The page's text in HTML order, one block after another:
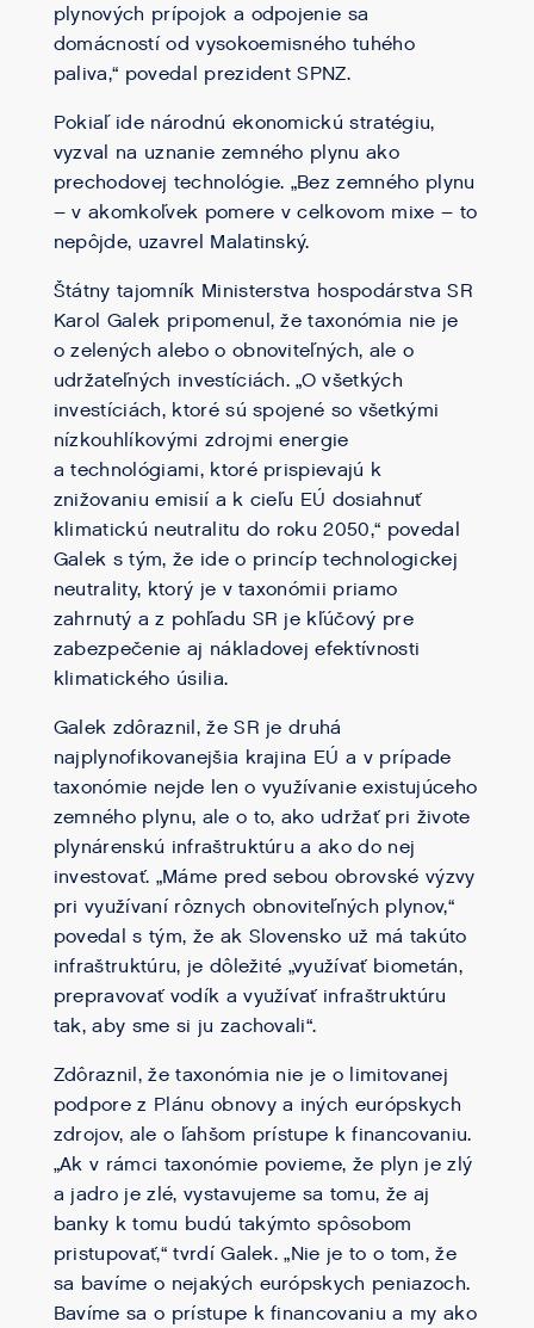
plynových prípojok a odpojenie sa
domácností od vysokoemisného tuhého
paliva,“ povedal prezident SPNZ.
Pokiaľ ide národnú ekonomickú stratégiu,
vyzval na uznanie zemného plynu ako
prechodovej technológie. „Bez zemného plynu
– v akomkoľvek pomere v celkovom mixe – to
nepôjde, uzavrel Malatinský.
Štátny tajomník Ministerstva hospodárstva SR
Karol Galek pripomenul, že taxonómia nie je
o zelených alebo o obnoviteľných, ale o
udržateľných investíciách. „O všetkých
investíciách, ktoré sú spojené so všetkými
nízkouhlíkovými zdrojmi energie
a technológiami, ktoré prispievajú k
znižovaniu emisií a k cieľu EÚ dosiahnuť
klimatickú neutralitu do roku 2050,“ povedal
Galek s tým, že ide o princíp technologickej
neutrality, ktorý je v taxonómii priamo
zahrnutý a z pohľadu SR je kľúčový pre
zabezpečenie aj nákladovej efektívnosti
klimatického úsilia.
Galek zdôraznil, že SR je druhá
najplynofikovanejšia krajina EÚ a v prípade
taxonómie nejde len o využívanie existujúceho
zemného plynu, ale o to, ako udržať pri živote
plynárenskú infraštruktúru a ako do nej
investovať. „Máme pred sebou obrovské výzvy
pri využívaní rôznych obnoviteľných plynov,“
povedal s tým, že ak Slovensko už má takúto
infraštruktúru, je dôležité „využívať biometán,
prepravovať vodík a využívať infraštruktúru
tak, aby sme si ju zachovali“.
Zdôraznil, že taxonómia nie je o limitovanej
podpore z Plánu obnovy a iných európskych
zdrojov, ale o ľahšom prístupe k financovaniu.
„Ak v rámci taxonómie povieme, že plyn je zlý
a jadro je zlé, vystavujeme sa tomu, že aj
banky k tomu budú takýmto spôsobom
pristupovať,“ tvrdí Galek. „Nie je to o tom, že
sa bavíme o nejakých európskych peniazoch.
Bavíme sa o prístupe k financovaniu a my ako